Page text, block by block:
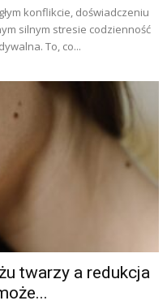
konflikcie, doświadczeniu
silnym stresie codzienność
To, co...
twarzy a redukcja